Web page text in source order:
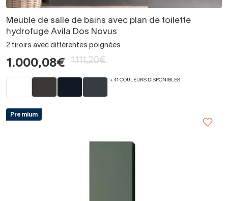
Meuble de salle de bains avec plan de toilette
hydrofuge Avila Dos Novus
2 tiroirs avec différentes poignées
1.000,08€ 1.111,20€
+ 41 COULEURS DISPONIBLES
Premium